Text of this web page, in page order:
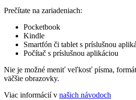
Prečítate na zariadeniach:
Pocketbook
Kindle
Smartfón či tablet s príslušnou
Počítač s príslušnou aplikáciou
Nie je možné meniť veľkosť písma,
väčšie obrazovky.
Viac informácií v našich návodoch